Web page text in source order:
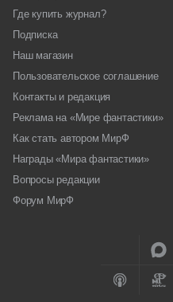
Где купить журнал?
Подписка
Наш магазин
Пользовательское соглашение
Контакты и редакция
Реклама на «Мире фантастики»
Как стать автором МирФ
Награды «Мира фантастики»
Вопросы редакции
Форум МирФ